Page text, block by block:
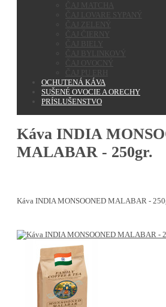
ČAJ MATCHA
ČAJ LOVARE SYPANÝ
ČAJ ZELENÝ
ČAJ ČIERNY
ČAJ BIELY
ČAJ BYLINKOVÝ
ČAJ OVOCNÝ
ČAJ PU ERH
OCHUTENÁ KÁVA
SUŠENÉ OVOCIE A ORECHY
PRÍSLUŠENSTVO
Káva INDIA
MALABAR - 250gr.
Káva INDIA MONSOONED MALABAR -